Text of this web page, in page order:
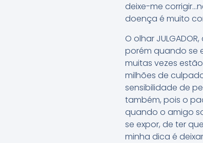
deixe-me
doença é muito
O olhar
porém quando se
muitas vezes
milhões de
sensibilidade de
também, pois o
quando o amigo
se expor, de ter
minha dica é deixar